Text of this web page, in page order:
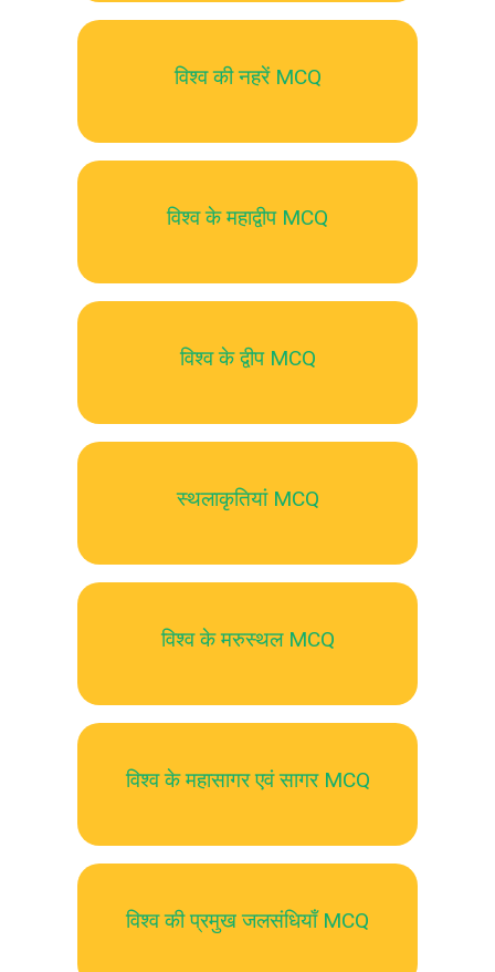
विश्व की नहरें MCQ
विश्व के महाद्वीप MCQ
विश्व के द्वीप MCQ
स्थलाकृतियां MCQ
विश्व के मरुस्थल MCQ
विश्व के महासागर एवं सागर MCQ
विश्व की प्रमुख जलसंधियाँ MCQ